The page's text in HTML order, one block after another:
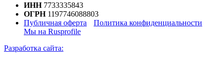
ИНН7733335843
ОГРН1197746088803
Публичная оферта
Политика конфиденциальности
Мы на Rusprofile
Разработка сайта: